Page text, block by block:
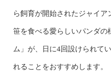
ら飼育が開始されたジャイア
笹を食べる愛らしいパンダの
ム」が、日に4回設けられて
れることをおすすめします。